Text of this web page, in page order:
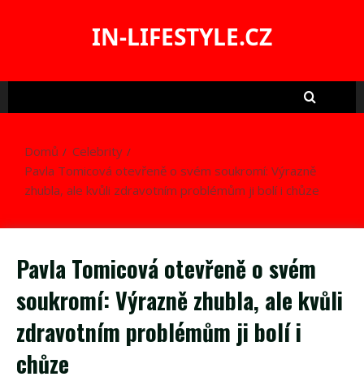
IN-LIFESTYLE.CZ
Domů
Celebrity
Pavla Tomicová otevřeně o svém soukromí: Výrazně
zhubla, ale kvůli zdravotním problémům ji bolí i chůze
Pavla Tomicová otevřeně o svém
soukromí: Výrazně zhubla, ale kvůli
zdravotním problémům ji bolí i
chůze